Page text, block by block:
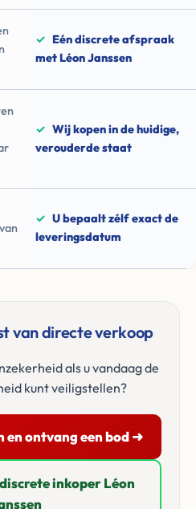
✓ Eén discrete afspraak
met Léon Janssen
✓ Wij kopen in de huidige,
verouderde staat
✓ U bepaalt zélf exact de
leveringsdatum
van directe verkoop
als u vandaag de
kunt veiligstellen?
en ontvang een bod ➜
inkoper Léon